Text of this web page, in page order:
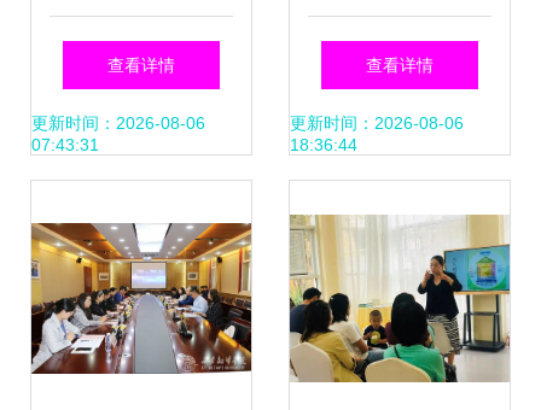
开启教育信息咨询
的新篇章
查看详情
更新时间：2026-08-06
07:43:31
咨询概述
查看详情
更新时间：2026-08-06
18:36:44